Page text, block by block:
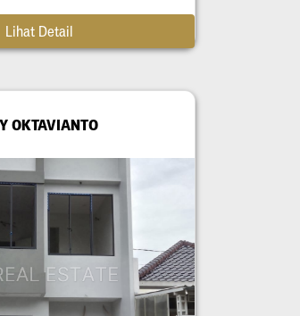
Lihat Detail
OKTAVIANTO